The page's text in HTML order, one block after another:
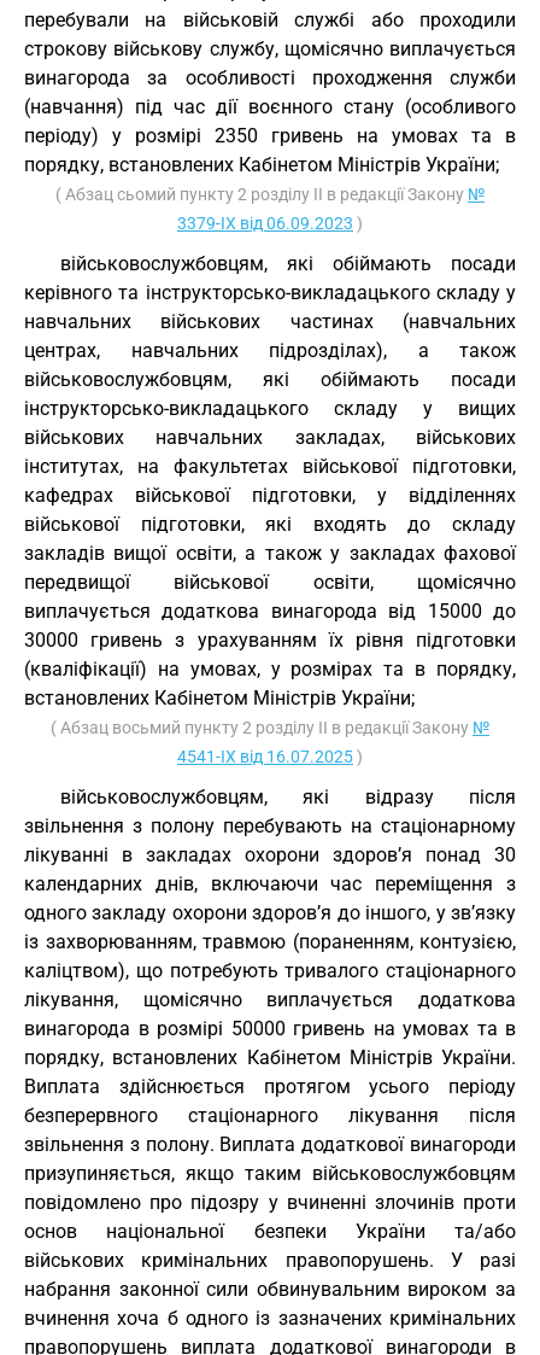
перебували на військовій службі або проходили
строкову військову службу, щомісячно виплачується
винагорода за особливості проходження служби
(навчання) під час дії воєнного стану (особливого
періоду) у розмірі 2350 гривень на умовах та в
порядку, встановлених Кабінетом Міністрів України;
( Абзац сьомий пункту 2 розділу II в редакції Закону №
3379-IX від 06.09.2023 )
військовослужбовцям, які обіймають посади
керівного та інструкторсько-викладацького складу у
навчальних військових частинах (навчальних
центрах, навчальних підрозділах), а також
військовослужбовцям, які обіймають посади
інструкторсько-викладацького складу у вищих
військових навчальних закладах, військових
інститутах, на факультетах військової підготовки,
кафедрах військової підготовки, у відділеннях
військової підготовки, які входять до складу
закладів вищої освіти, а також у закладах фахової
передвищої військової освіти, щомісячно
виплачується додаткова винагорода від 15000 до
30000 гривень з урахуванням їх рівня підготовки
(кваліфікації) на умовах, у розмірах та в порядку,
встановлених Кабінетом Міністрів України;
( Абзац восьмий пункту 2 розділу II в редакції Закону №
4541-IX від 16.07.2025)
військовослужбовцям, які відразу після
звільнення з полону перебувають на стаціонарному
лікуванні в закладах охорони здоров’я понад 30
календарних днів, включаючи час переміщення з
одного закладу охорони здоров’я до іншого, у зв’язку
із захворюванням, травмою (пораненням, контузією,
каліцтвом), що потребують тривалого стаціонарного
лікування, щомісячно виплачується додаткова
винагорода в розмірі 50000 гривень на умовах та в
порядку, встановлених Кабінетом Міністрів України.
Виплата здійснюється протягом усього періоду
безперервного стаціонарного лікування після
звільнення з полону. Виплата додаткової винагороди
призупиняється, якщо таким військовослужбовцям
повідомлено про підозру у вчиненні злочинів проти
основ національної безпеки України та/або
військових кримінальних правопорушень. У разі
набрання законної сили обвинувальним вироком за
вчинення хоча б одного із зазначених кримінальних
правопорушень виплата додаткової винагороди в